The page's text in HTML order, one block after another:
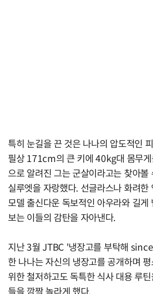
특히 눈길을 끈 것은 나나의 압도적인
필상 171cm의 큰 키에 40kg대 몸무게
으로 알려진 그는 군살이라고는 찾아볼
실루엣을 자랑했다. 선글라스나 화려한
모델 출신다운 독보적인 아우라와 길게
보는 이들의 감탄을 자아낸다.
지난 3월 JTBC '냉장고를 부탁해
한 나나는 자신의 냉장고를 공개하며
위한 철저하고도 독특한 식사 대용 루
들을 깜짝 놀라게 했다.